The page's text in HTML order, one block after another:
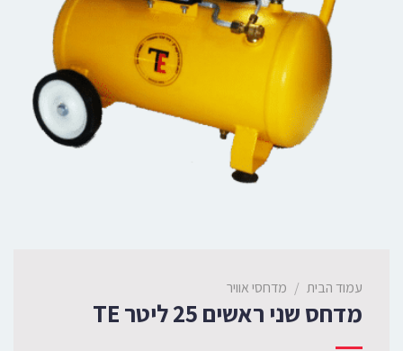
עמוד הבית / מדחסי אוויר
מדחס שני ראשים 25 ליטר TE